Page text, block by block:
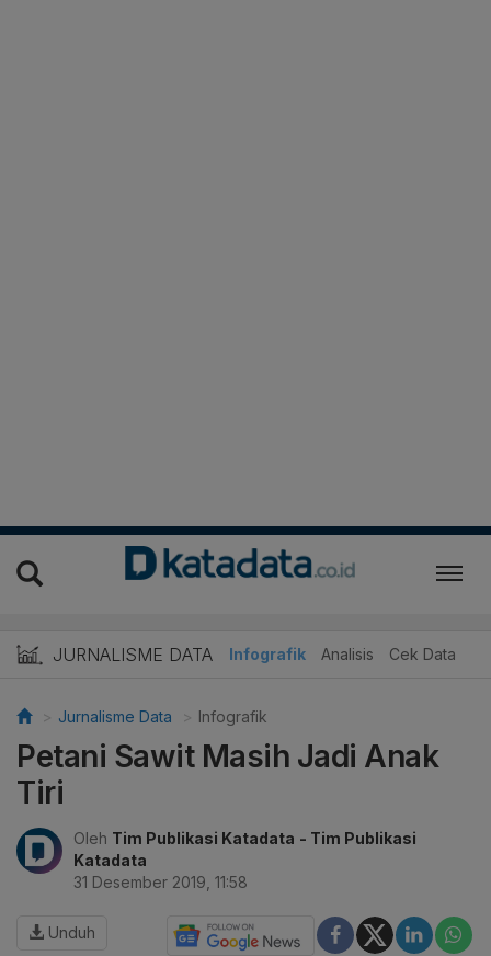
JURNALISME DATA Infografik Analisis Cek Data
Jurnalisme Data Infografik
Petani Sawit Masih Jadi Anak
Tiri
Oleh Tim Publikasi Katadata - Tim Publikasi
Katadata
31 Desember 2019, 11:58
Unduh